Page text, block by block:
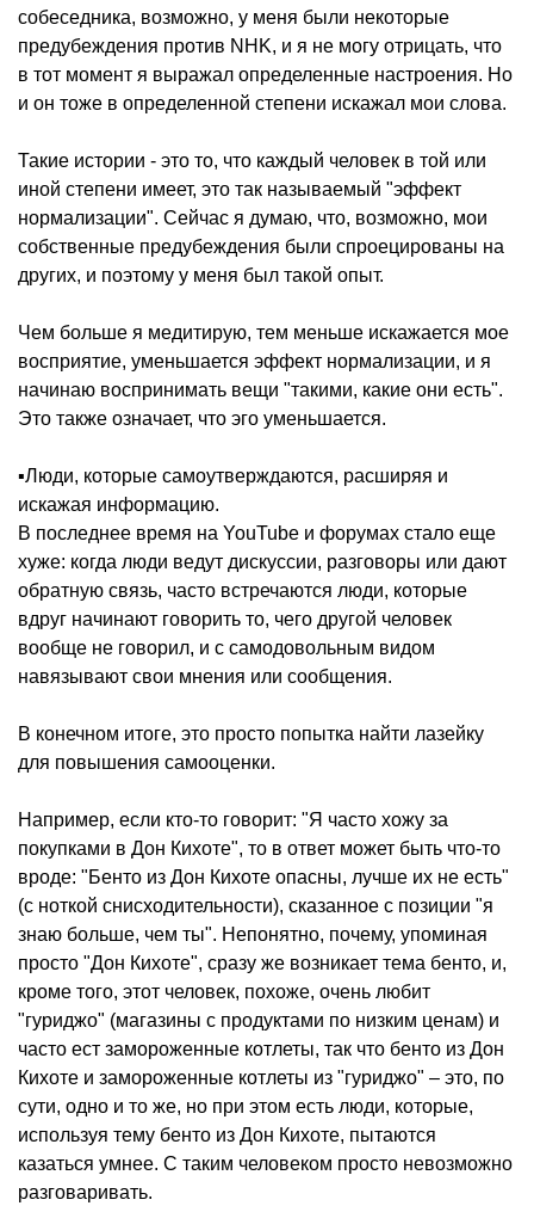
собеседника, возможно, у меня были некоторые
предубеждения против NHK, и я не могу отрицать, что
в тот момент я выражал определенные настроения. Но
и он тоже в определенной степени искажал мои слова.
Такие истории - это то, что каждый человек в той или
иной степени имеет, это так называемый "эффект
нормализации". Сейчас я думаю, что, возможно, мои
собственные предубеждения были спроецированы на
других, и поэтому у меня был такой опыт.
Чем больше я медитирую, тем меньше искажается мое
восприятие, уменьшается эффект нормализации, и я
начинаю воспринимать вещи "такими, какие они есть".
Это также означает, что эго уменьшается.
▪️Люди, которые самоутверждаются, расширяя и
искажая информацию.
В последнее время на YouTube и форумах стало еще
хуже: когда люди ведут дискуссии, разговоры или дают
обратную связь, часто встречаются люди, которые
вдруг начинают говорить то, чего другой человек
вообще не говорил, и с самодовольным видом
навязывают свои мнения или сообщения.
В конечном итоге, это просто попытка найти лазейку
для повышения самооценки.
Например, если кто-то говорит: "Я часто хожу за
покупками в Дон Кихоте", то в ответ может быть что-то
вроде: "Бенто из Дон Кихоте опасны, лучше их не есть"
(с ноткой снисходительности), сказанное с позиции "я
знаю больше, чем ты". Непонятно, почему, упоминая
просто "Дон Кихоте", сразу же возникает тема бенто, и,
кроме того, этот человек, похоже, очень любит
"гуриджо" (магазины с продуктами по низким ценам) и
часто ест замороженные котлеты, так что бенто из Дон
Кихоте и замороженные котлеты из "гуриджо" – это, по
сути, одно и то же, но при этом есть люди, которые,
используя тему бенто из Дон Кихоте, пытаются
казаться умнее. С таким человеком просто невозможно
разговаривать.